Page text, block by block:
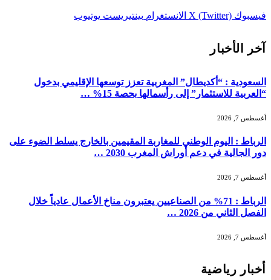
فيسبوك X (Twitter) الانستغرام بينتيريست يوتيوب
آخر الأخبار
السعودية : “أكديطال” المغربية تعزز توسعها الإقليمي بدخول
“العربية للاستثمار” إلى رأسمالها بحصة 15% …
أغسطس 7, 2026
الرباط : اليوم الوطني للمغاربة المقيمين بالخارج يسلط الضوء على
دور الجالية في دعم أوراش المغرب 2030 …
أغسطس 7, 2026
الرباط : 71% من الصناعيين يعتبرون مناخ الأعمال عادياً خلال
الفصل الثاني من 2026 …
أغسطس 7, 2026
أخبار رياضية